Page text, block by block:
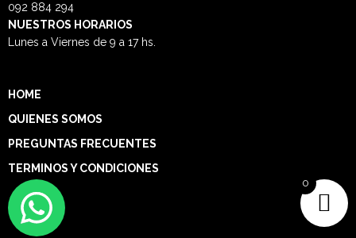
092 884 294
NUESTROS HORARIOS
Lunes a Viernes de 9 a 17 hs.
HOME
QUIENES SOMOS
PREGUNTAS FRECUENTES
TERMINOS Y CONDICIONES
0